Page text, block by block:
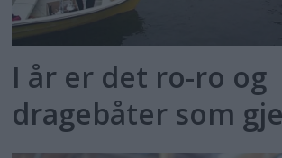
I år er det ro-ro og
dragebåter som